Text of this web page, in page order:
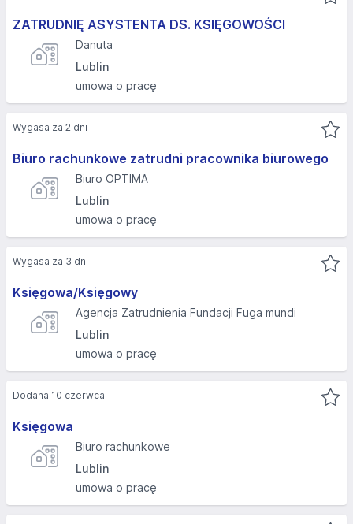
ZATRUDNIĘ ASYSTENTA DS. KSIĘGOWOŚCI
Danuta
Lublin
umowa o pracę
Biuro rachunkowe zatrudni pracownika biurowego
Biuro OPTIMA
Lublin
umowa o pracę
Wygasa za 2 dni
Księgowa/Księgowy
Agencja Zatrudnienia Fundacji Fuga mundi
Lublin
umowa o pracę
Wygasa za 3 dni
Księgowa
Biuro rachunkowe
Lublin
umowa o pracę
Dodana 10 czerwca